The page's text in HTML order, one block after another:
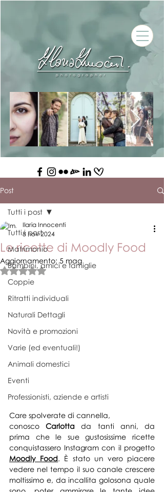
Post
Tutti i post
Matrimonio
Bambini, amici e famiglie
Coppie
Ritratti individuali
Naturali Dettagli
Novità e promozioni
Varie (ed eventuali!)
Animali domestici
Eventi
Professionisti, aziende e artisti
Tutti i post
Le ricette di Moodly Food
Ilaria Innocenti
8 nov 2024
Aggiornamento:5 mag
Valutazione NaN stelle su 5.
Care spolverate di cannella,
conosco Carlotta da tanti anni, da
prima che le sue gustosissime ricette
Moodly Food. È stato un vero piacere
vedere nel tempo il suo canale crescere
moltissimo e, da incallita golosona quale